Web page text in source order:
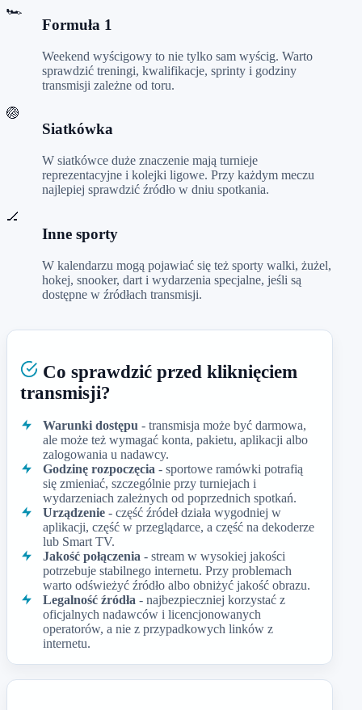
🏎️
Formuła 1
Weekend wyścigowy to nie tylko sam wyścig. Warto
sprawdzić treningi, kwalifikacje, sprinty i godziny
transmisji zależne od toru.
🏐
Siatkówka
W siatkówce duże znaczenie mają turnieje
reprezentacyjne i kolejki ligowe. Przy każdym meczu
najlepiej sprawdzić źródło w dniu spotkania.
🏒
Inne sporty
W kalendarzu mogą pojawiać się też sporty walki, żużel,
hokej, snooker, dart i wydarzenia specjalne, jeśli są
dostępne w źródłach transmisji.
Co sprawdzić przed kliknięciem
transmisji?
Warunki dostępu - transmisja może być darmowa,
ale może też wymagać konta, pakietu, aplikacji albo
zalogowania u nadawcy.
Godzinę rozpoczęcia - sportowe ramówki potrafią
się zmieniać, szczególnie przy turniejach i
wydarzeniach zależnych od poprzednich spotkań.
Urządzenie - część źródeł działa wygodniej w
aplikacji, część w przeglądarce, a część na dekoderze
lub Smart TV.
Jakość połączenia - stream w wysokiej jakości
potrzebuje stabilnego internetu. Przy problemach
warto odświeżyć źródło albo obniżyć jakość obrazu.
Legalność źródła - najbezpieczniej korzystać z
oficjalnych nadawców i licencjonowanych
operatorów, a nie z przypadkowych linków z
internetu.